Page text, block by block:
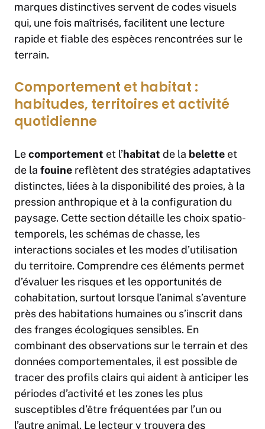
marques distinctives servent de codes visuels
qui, une fois maîtrisés, facilitent une lecture
rapide et fiable des espèces rencontrées sur le
terrain.
Comportement et habitat :
habitudes, territoires et activité
quotidienne
Lecomportement et l’habitat de la belette et
de la fouine reflètent des stratégies adaptatives
distinctes, liées à la disponibilité des proies, à la
pression anthropique et à la configuration du
paysage. Cette section détaille les choix spatio-
temporels, les schémas de chasse, les
interactions sociales et les modes d’utilisation
du territoire. Comprendre ces éléments permet
d’évaluer les risques et les opportunités de
cohabitation, surtout lorsque l’animal s’aventure
près des habitations humaines ou s’inscrit dans
des franges écologiques sensibles. En
combinant des observations sur le terrain et des
données comportementales, il est possible de
tracer des profils clairs qui aident à anticiper les
périodes d’activité et les zones les plus
susceptibles d’être fréquentées par l’un ou
l’autre animal. Le lecteur y trouvera des